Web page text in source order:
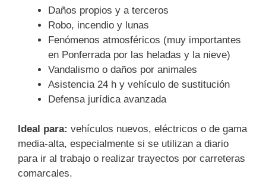
Daños propios y a terceros
Robo, incendio y lunas
Fenómenos atmosféricos (muy importantes
en Ponferrada por las heladas y la nieve)
Vandalismo o daños por animales
Asistencia 24 h y vehículo de sustitución
Defensa jurídica avanzada
Ideal para: vehículos nuevos, eléctricos o de gama
media-alta, especialmente si se utilizan a diario
para ir al trabajo o realizar trayectos por carreteras
comarcales.